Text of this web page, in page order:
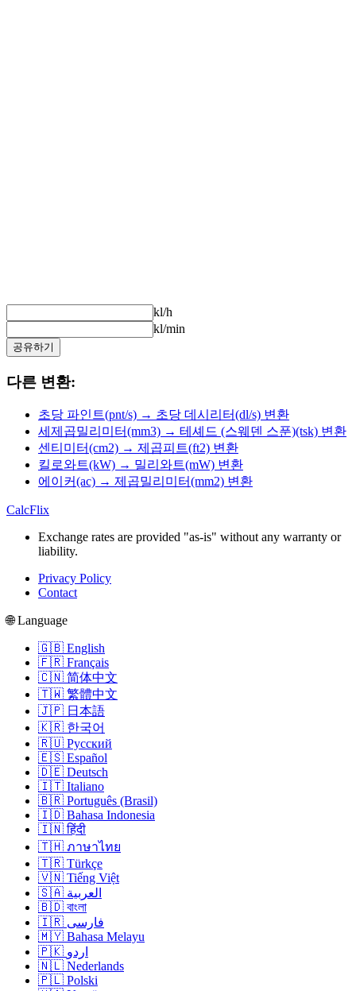
kl/h
kl/min
공유하기
다른 변환:
초당 파인트(pnt/s) → 초당 데시리터(dl/s) 변환
세제곱밀리미터(mm3) → 테셰드 (스웨덴 스푼)(tsk) 변환
센티미터(cm2) → 제곱피트(ft2) 변환
킬로와트(kW) → 밀리와트(mW) 변환
에이커(ac) → 제곱밀리미터(mm2) 변환
CalcFlix
Exchange rates are provided "as-is" without any warranty or
liability.
Privacy Policy
Contact
🌐 Language
🇬🇧 English
🇫🇷 Français
🇨🇳 简体中文
🇹🇼 繁體中文
🇯🇵 日本語
🇰🇷 한국어
🇷🇺 Русский
🇪🇸 Español
🇩🇪 Deutsch
🇮🇹 Italiano
🇧🇷 Português (Brasil)
🇮🇩 Bahasa Indonesia
🇮🇳 हिंदी
🇹🇭 ภาษาไทย
🇹🇷 Türkçe
🇻🇳 Tiếng Việt
🇸🇦 العربية
🇧🇩 বাংলা
🇮🇷 فارسی
🇲🇾 Bahasa Melayu
🇵🇰 اردو
🇳🇱 Nederlands
🇵🇱 Polski